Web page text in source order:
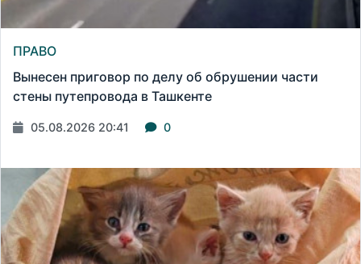
ПРАВО
Вынесен приговор по делу об обрушении части
стены путепровода в Ташкенте
05.08.2026 20:41 0